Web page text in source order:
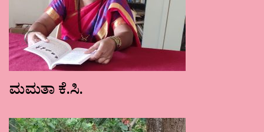
ಮಮತಾ ಕೆ.ಸಿ.